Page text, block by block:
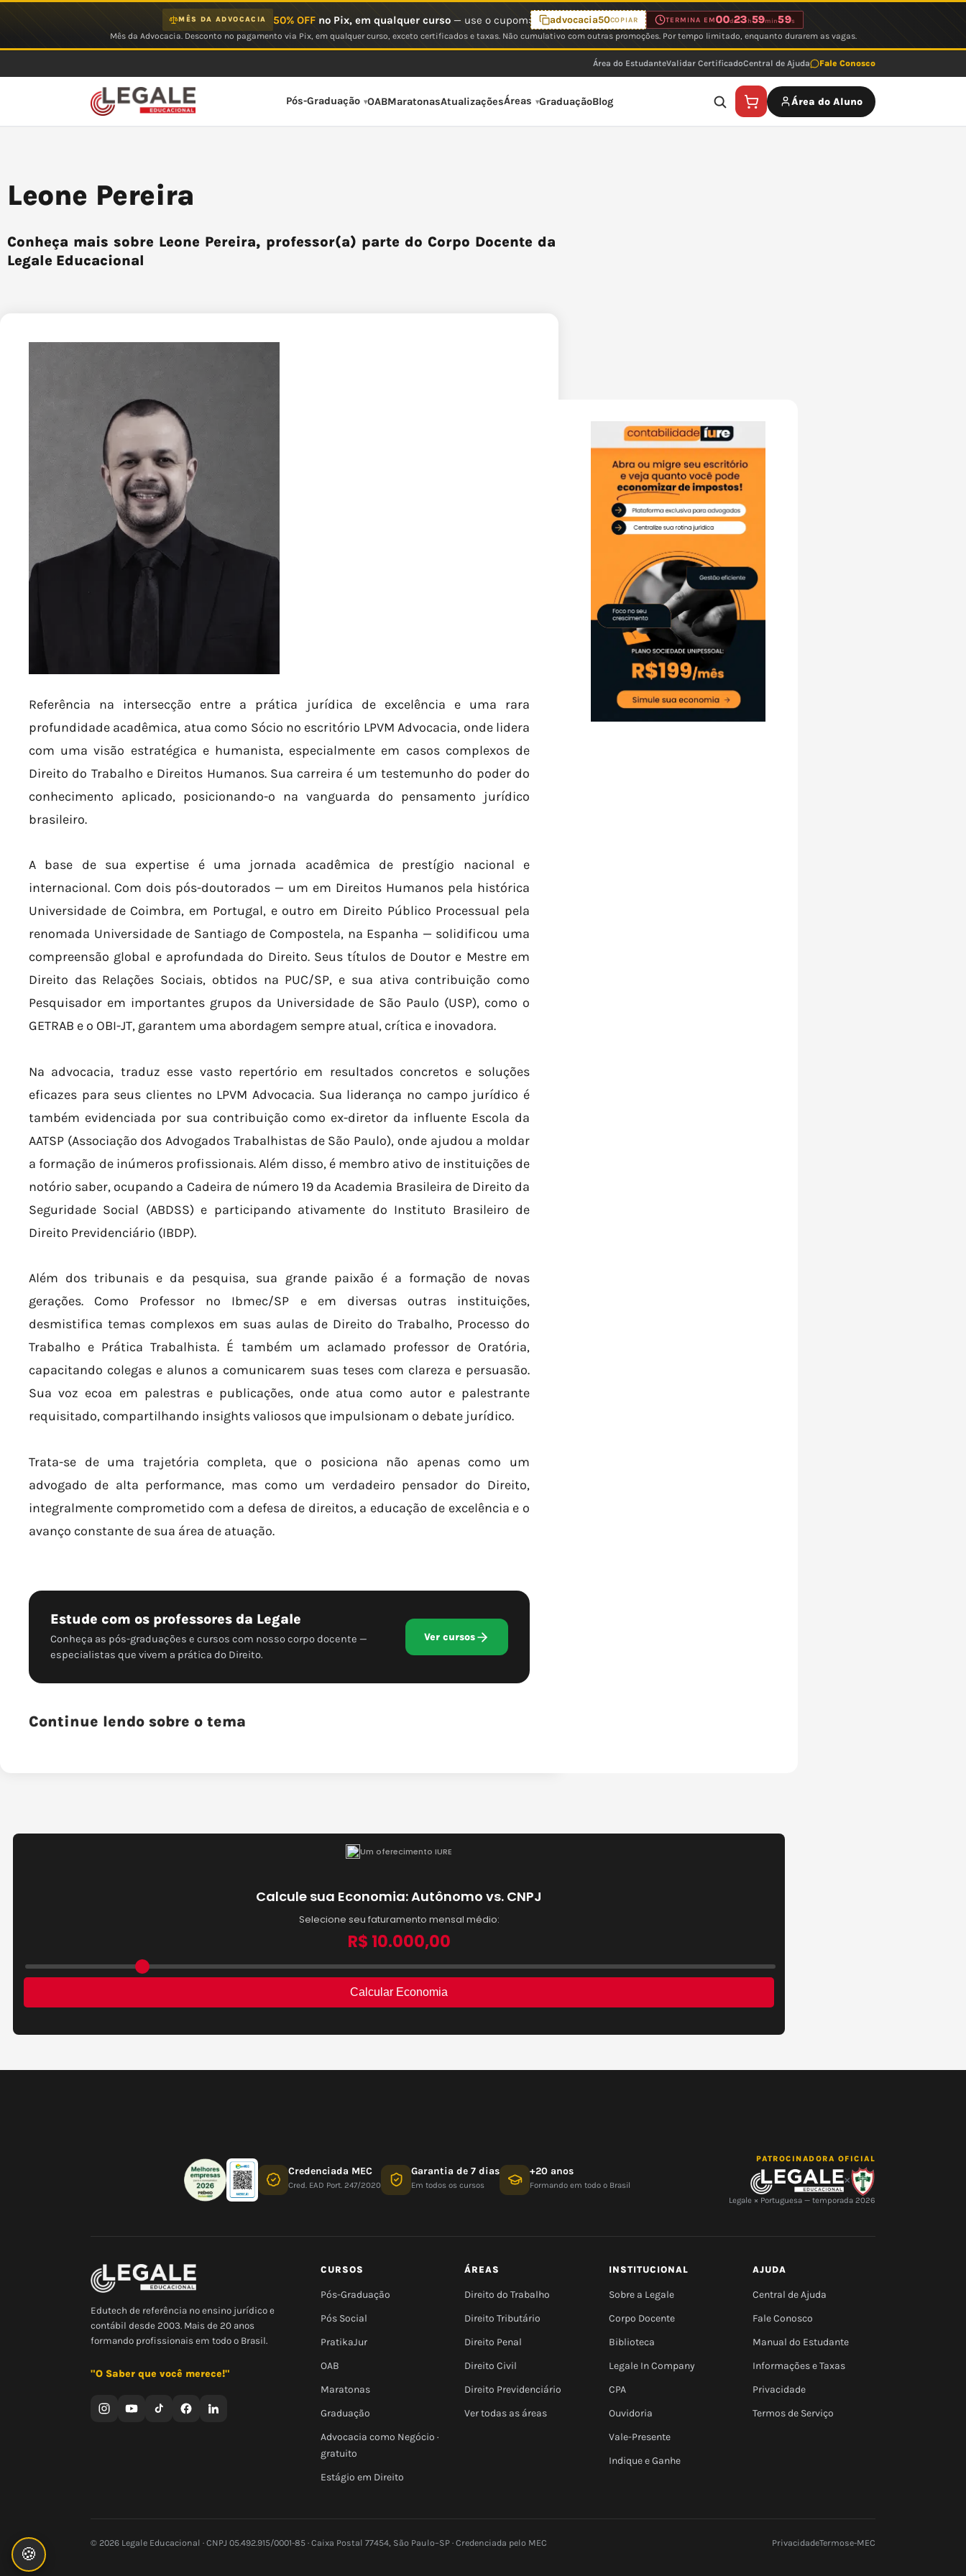
MÊS DA ADVOCACIA 50% OFFno Pix, em qualquer curso— use o cupom: advocacia50COPIAR TERMINA EM00d23 h59min59s
Mês da Advocacia. Desconto no pagamento via Pix, em qualquer curso, exceto certificados e taxas. Não cumulativo com outras promoções. Por tempo limitado, enquanto durarem as vagas.
Área do EstudanteValidar CertificadoCentral de Ajuda Fale Conosco
Pós-Graduação OABMaratonasAtualizaçõesÁreas GraduaçãoBlog Área do Aluno
Leone Pereira
Conheça mais sobre Leone Pereira, professor(a) parte do Corpo Docente da
Legale Educacional
Referência na intersecção entre a prática jurídica de excelência e uma rara
profundidade acadêmica, atua como Sócio no escritório LPVM Advocacia, onde lidera
com uma visão estratégica e humanista, especialmente em casos complexos de
Direito do Trabalho e Direitos Humanos. Sua carreira é um testemunho do poder do
conhecimento aplicado, posicionando-o na vanguarda do pensamento jurídico
brasileiro.
A base de sua expertise é uma jornada acadêmica de prestígio nacional e
internacional. Com dois pós-doutorados — um em Direitos Humanos pela histórica
Universidade de Coimbra, em Portugal, e outro em Direito Público Processual pela
renomada Universidade de Santiago de Compostela, na Espanha — solidificou uma
compreensão global e aprofundada do Direito. Seus títulos de Doutor e Mestre em
Direito das Relações Sociais, obtidos na PUC/SP, e sua ativa contribuição como
Pesquisador em importantes grupos da Universidade de São Paulo (USP), como o
GETRAB e o OBI-JT, garantem uma abordagem sempre atual, crítica e inovadora.
Na advocacia, traduz esse vasto repertório em resultados concretos e soluções
eficazes para seus clientes no LPVM Advocacia. Sua liderança no campo jurídico é
também evidenciada por sua contribuição como ex-diretor da influente Escola da
AATSP (Associação dos Advogados Trabalhistas de São Paulo), onde ajudou a moldar
a formação de inúmeros profissionais. Além disso, é membro ativo de instituições de
notório saber, ocupando a Cadeira de número 19 da Academia Brasileira de Direito da
Seguridade Social (ABDSS) e participando ativamente do Instituto Brasileiro de
Direito Previdenciário (IBDP).
Além dos tribunais e da pesquisa, sua grande paixão é a formação de novas
gerações. Como Professor no Ibmec/SP e em diversas outras instituições,
desmistifica temas complexos em suas aulas de Direito do Trabalho, Processo do
Trabalho e Prática Trabalhista. É também um aclamado professor de Oratória,
capacitando colegas e alunos a comunicarem suas teses com clareza e persuasão.
Sua voz ecoa em palestras e publicações, onde atua como autor e palestrante
requisitado, compartilhando insights valiosos que impulsionam o debate jurídico.
Trata-se de uma trajetória completa, que o posiciona não apenas como um
advogado de alta performance, mas como um verdadeiro pensador do Direito,
integralmente comprometido com a defesa de direitos, a educação de excelência e o
avanço constante de sua área de atuação.
Estude com os professores da Legale
Conheça as pós-graduações e cursos com nosso corpo docente —
especialistas que vivem a prática do Direito.
Ver cursos
Continue lendo sobre o tema
Credenciada MEC
Cred. EAD Port. 247/2020
Garantia de 7 dias
Em todos os cursos
+20 anos
Formando em todo o Brasil
PATROCINADORA OFICIAL
×
Legale × Portuguesa — temporada 2026
Edutech de referência no ensino jurídico e
contábil desde 2003. Mais de 20 anos
formando profissionais em todo o Brasil.
"O Saber que você merece!"
CURSOS
Pós-Graduação
Pós Social
PratikaJur
OAB
Maratonas
Graduação
Advocacia como Negócio ·
gratuito
Estágio em Direito
ÁREAS
Direito do Trabalho
Direito Tributário
Direito Penal
Direito Civil
Direito Previdenciário
Ver todas as áreas
INSTITUCIONAL
Sobre a Legale
Corpo Docente
Biblioteca
Legale In Company
CPA
Ouvidoria
Vale-Presente
Indique e Ganhe
AJUDA
Central de Ajuda
Fale Conosco
Manual do Estudante
Informações e Taxas
Privacidade
Termos de Serviço
© 2026 Legale Educacional · CNPJ 05.492.915/0001-85 · Caixa Postal 77454, São Paulo–SP · Credenciada pelo MEC PrivacidadeTermose-MEC
🍪